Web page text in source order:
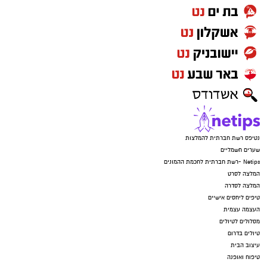
נטיפס רשת חברתית להמלצות
שערים חשמליים
Netips -רשת חברתית לחכמת ההמונים
המלצה לסרט
המלצה לסדרה
טיפים ליחסים אישיים
העצמה עצמית
מסלולים לטיולים
טיולים בדרום
עיצוב הבית
טיפוח ואופנה